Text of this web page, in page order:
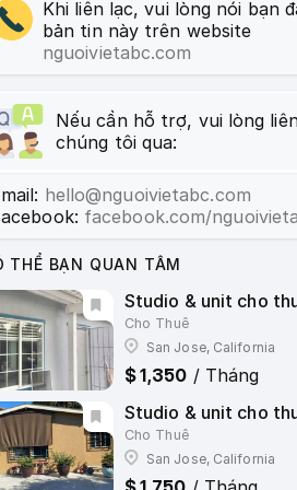
Khi liên lạc, vui lòng nói bạn
bản tin này trên website
nguoivietabc.com
Nếu cần hỗ trợ, vui lòng
chúng tôi qua:
hello@nguoivietabc.com
facebook.com/
THỂ BẠN QUAN TÂM
Studio & unit cho
1
Cho Thuê
San Jose, California
$ 1,350 / Tháng
Studio & unit cho
2
Cho Thuê
San Jose, California